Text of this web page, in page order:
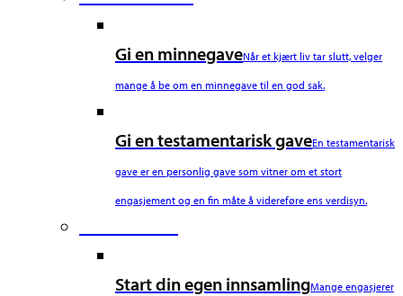
Gi en minnegaveNår et kjært liv tar slutt, velger
mange å be om en minnegave til en god sak.
Gi en testamentarisk gaveEn testamentarisk
gave er en personlig gave som vitner om et stort
engasjement og en fin måte å videreføre ens verdisyn.
Start din egen innsamlingMange engasjerer